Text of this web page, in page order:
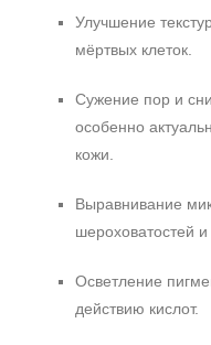
Время применения
Улучшение
мёртвых клеток.
Сужение пор и
особенно
кожи.
Выравнивание
шероховатостей и
Осветление
действию кислот.